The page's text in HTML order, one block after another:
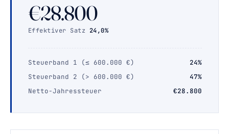
€28.800
Effektiver Satz 24,0%
Steuerband 1 (≤ 600.000 €)
24%
Steuerband 2 (> 600.000 €)
47%
Netto-Jahressteuer
€28.800